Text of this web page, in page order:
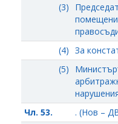
(3)
(4) За
(5)
Чл. 53.
. (Нов –